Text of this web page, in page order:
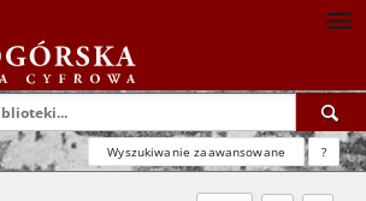
Wyszukiwanie zaawansowane ?